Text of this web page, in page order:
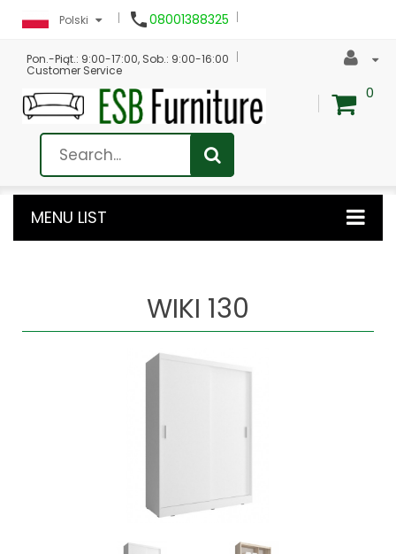
Polski 08001388325
Pon.-Piąt.: 9:00-17:00, Sob.: 9:00-16:00
Customer Service
0
MENU LIST
WIKI 130